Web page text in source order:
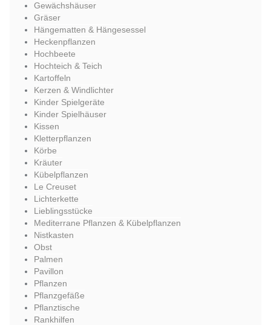
Gewächshäuser
Gräser
Hängematten & Hängesessel
Heckenpflanzen
Hochbeete
Hochteich & Teich
Kartoffeln
Kerzen & Windlichter
Kinder Spielgeräte
Kinder Spielhäuser
Kissen
Kletterpflanzen
Körbe
Kräuter
Kübelpflanzen
Le Creuset
Lichterkette
Lieblingsstücke
Mediterrane Pflanzen & Kübelpflanzen
Nistkasten
Obst
Palmen
Pavillon
Pflanzen
Pflanzgefäße
Pflanztische
Rankhilfen